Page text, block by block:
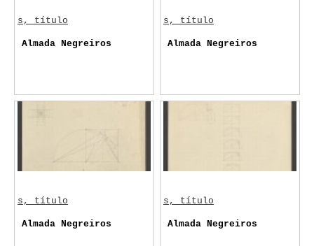
s, título
Almada Negreiros
s, título
Almada Negreiros
s, título
Almada Negreiros
s, título
Almada Negreiros